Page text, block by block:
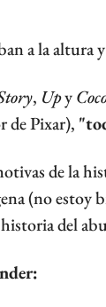
a la
, Up y
de Pixar),
de la
(no estoy
del